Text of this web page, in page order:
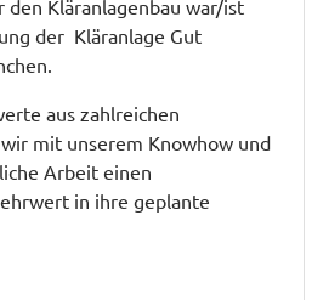
den Kläranlagenbau war/ist
der Kläranlage Gut
aus zahlreichen
mit unserem Knowhow und
Arbeit einen
in ihre geplante